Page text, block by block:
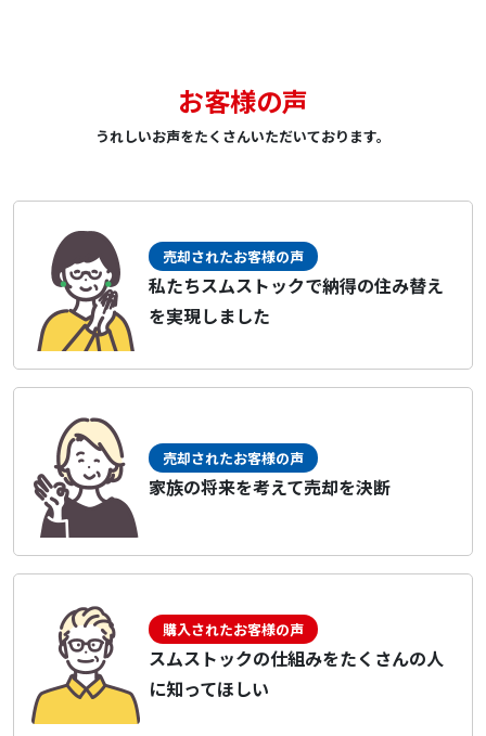
お客様の声
うれしいお声をたくさんいただいております。
売却されたお客様の声
私たちスムストックで納得の住み替え
を実現しました
売却されたお客様の声
家族の将来を考えて売却を決断
購入されたお客様の声
スムストックの仕組みをたくさんの人
に知ってほしい